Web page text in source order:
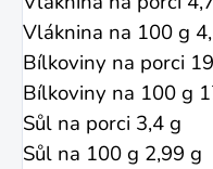
Vláknina na 100 g
Bílkoviny na porci
Bílkoviny na 100 g
Sůl na porci 3,4 g
Sůl na 100 g 2,99 g